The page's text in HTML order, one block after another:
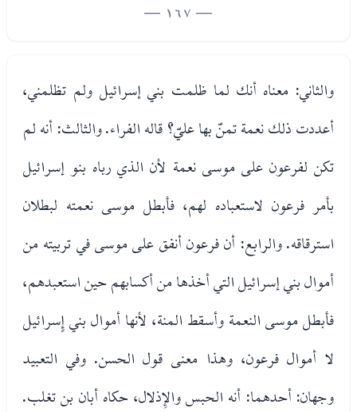
— 167 —
والثاني: معناه أنك لما ظلمت بني إسرائيل ولم تظلمني،
أعددت ذلك نعمة تمنّ بها عليّ؟ قاله الفراء. والثالث: أنه لم
تكن لفرعون على موسى نعمة لأن الذي رباه بنو إسرائيل
بأمر فرعون لاستعباده لهم، فأبطل موسى نعمته لبطلان
استرقاقه. والرابع: أن فرعون أنفق على موسى في تربيته من
أموال بني إسرائيل التي أخذها من أكسابهم حين استعبدهم،
فأبطل موسى النعمة وأسقط المنة، لأنها أموال بني إٍسرائيل
لا أموال فرعون، وهذا معنى قول الحسن. وفي التعبيد
وجهان: أحدهما: أنه الحبس والإِذلال، حكاه أبان بن تغلب.